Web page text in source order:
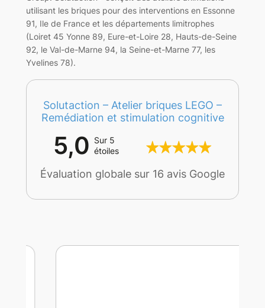
utilisant les briques pour des interventions en Essonne
91, Ile de France et les départements limitrophes
(Loiret 45 Yonne 89, Eure-et-Loire 28, Hauts-de-Seine
92, le Val-de-Marne 94, la Seine-et-Marne 77, les
Yvelines 78).
Solutaction – Atelier briques LEGO –
Remédiation et stimulation cognitive
5,0 Sur 5
étoiles
Évaluation globale sur 16 avis Google